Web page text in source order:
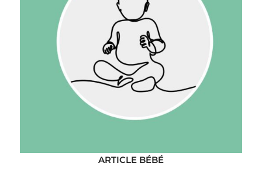
ARTICLE BÉBÉ